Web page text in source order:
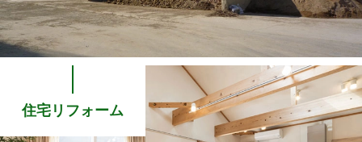
住宅リフォーム